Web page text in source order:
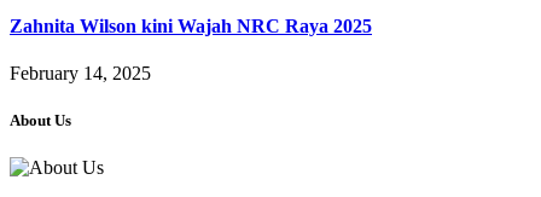
Zahnita Wilson kini Wajah NRC Raya 2025
February 14, 2025
About Us